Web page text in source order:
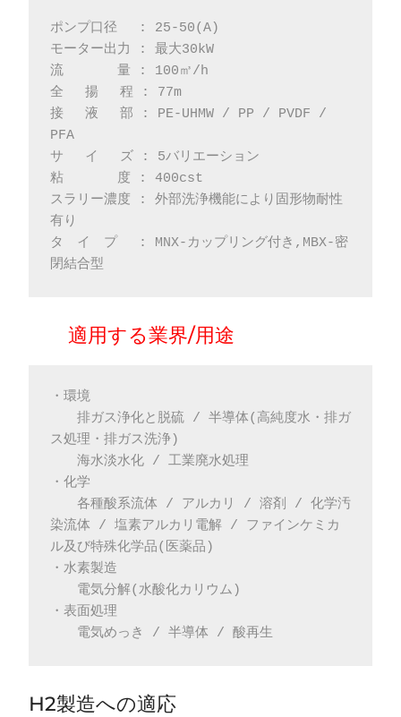
ポンプ口径　 : 25-50(A)
モーター出力 : 最大30kW
流　     量 : 100㎥/h
全　 揚 　程 : 77m
接　 液 　部 : PE-UHMW / PP / PVDF /
PFA
サ　 イ 　ズ : 5バリエーション
粘　　　　度 : 400cst
スラリー濃度 : 外部洗浄機能により固形物耐性
有り
タ　イ　プ　 : MNX-カップリング付き,MBX-密
閉結合型
適用する業界/用途
・環境
排ガス浄化と脱硫 / 半導体(高純度水・排ガ
ス処理・排ガス洗浄)
海水淡水化 / 工業廃水処理
・化学
各種酸系流体 / アルカリ / 溶剤 / 化学汚
染流体 / 塩素アルカリ電解 / ファインケミカ
ル及び特殊化学品(医薬品)
・水素製造
電気分解(水酸化カリウム)
・表面処理
電気めっき / 半導体 / 酸再生
H2製造への適応